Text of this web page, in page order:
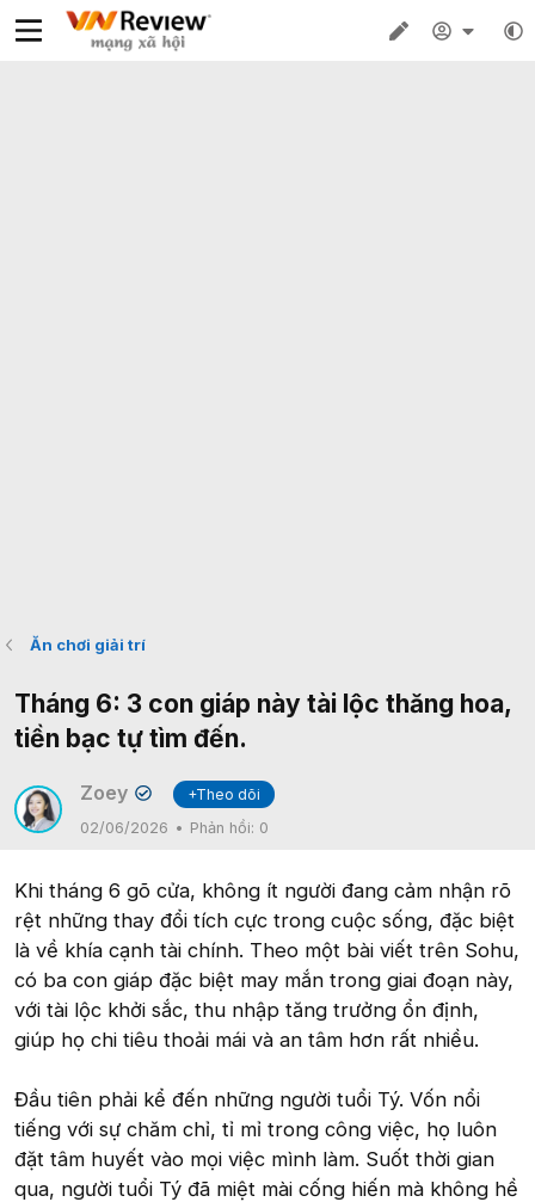
Ăn chơi giải trí
Tháng 6: 3 con giáp này tài lộc thăng hoa,
tiền bạc tự tìm đến.
Zoey ✔
+Theo dõi
02/06/2026
Phản hồi: 0
Khi tháng 6 gõ cửa, không ít người đang cảm nhận rõ
rệt những thay đổi tích cực trong cuộc sống, đặc biệt
là về khía cạnh tài chính. Theo một bài viết trên Sohu,
có ba con giáp đặc biệt may mắn trong giai đoạn này,
với tài lộc khởi sắc, thu nhập tăng trưởng ổn định,
giúp họ chi tiêu thoải mái và an tâm hơn rất nhiều.
Đầu tiên phải kể đến những người tuổi Tý. Vốn nổi
tiếng với sự chăm chỉ, tỉ mỉ trong công việc, họ luôn
đặt tâm huyết vào mọi việc mình làm. Suốt thời gian
qua, người tuổi Tý đã miệt mài cống hiến mà không hề